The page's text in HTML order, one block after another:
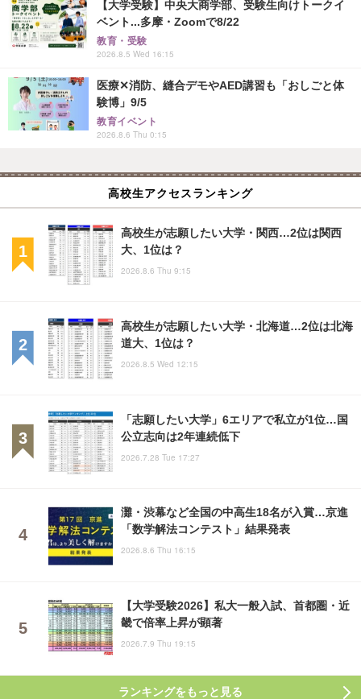
【大学受験】中央大商学部、受験生向けトークイ
ベント...多摩・Zoomで8/22
教育・受験
2026.8.5 Wed 16:15
医療✕消防、縫合デモやAED講習も「おしごと体
験博」9/5
教育イベント
2026.8.6 Thu 0:15
高校生アクセスランキング
高校生が志願したい大学・関西…2位は関西
大、1位は？
2026.8.6 Thu 9:15
高校生が志願したい大学・北海道…2位は北海
道大、1位は？
2026.8.5 Wed 12:15
「志願したい大学」6エリアで私立が1位…国
公立志向は2年連続低下
2026.7.28 Tue 17:27
灘・渋幕など全国の中高生18名が入賞…京進
「数学解法コンテスト」結果発表
2026.8.6 Thu 16:15
【大学受験2026】私大一般入試、首都圏・近
畿で倍率上昇が顕著
2026.7.9 Thu 19:15
ランキングをもっと見る